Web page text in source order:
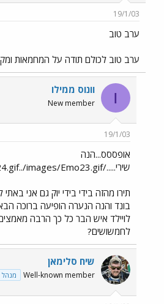
19/1/03
ערב טוב
ערב טוב לכולם תודה על המחמאות
ו וונוס ממילו
New member
19/1/03
אופססס...הנה
שירי...../images/Emo24.gif../images/Emo23.gif
תירו מהזה בידי בידי יוק גם אני
בונד והנה הנערה הופיעה ברוכה
לויילד איש הבר כל כך הרבה
לחמשושים?
שיח סלימאן
Well-known member מנהל